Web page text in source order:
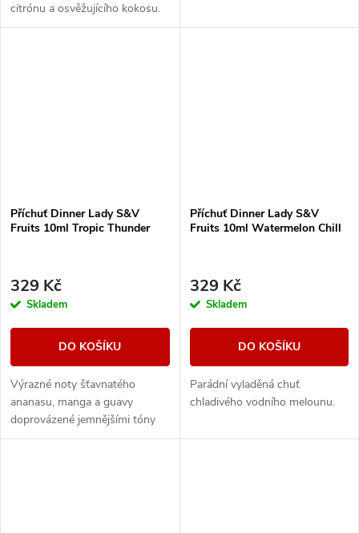
citrónu a osvěžujícího kokosu.
Příchuť Dinner Lady S&V
Fruits 10ml Tropic Thunder
329 Kč
Skladem
DO KOŠÍKU
Výrazné noty šťavnatého
ananasu, manga a guavy
doprovázené jemnějšími tóny
jablka, citrusů a sladké marakuji
Příchuť Dinner Lady S&V
Fruits 10ml Watermelon Chill
329 Kč
Skladem
DO KOŠÍKU
Parádní vyladěná chuť
chladivého vodního melounu.